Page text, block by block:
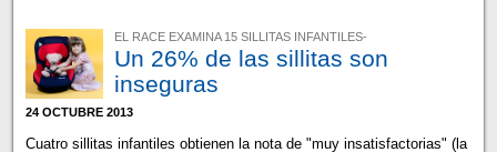
EL RACE EXAMINA 15 SILLITAS INFANTILES-
Un 26% de las sillitas son
inseguras
24 OCTUBRE 2013
Cuatro sillitas infantiles obtienen la nota de "muy insatisfactorias" (la